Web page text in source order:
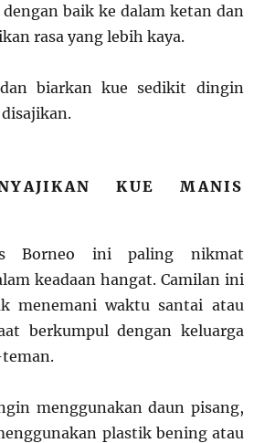
dengan baik ke dalam ketan dan
rasa yang lebih kaya.
biarkan kue sedikit dingin
KUE MANIS
Borneo ini paling nikmat
keadaan hangat. Camilan ini
menemani waktu santai atau
berkumpul dengan keluarga
menggunakan daun pisang,
plastik bening atau